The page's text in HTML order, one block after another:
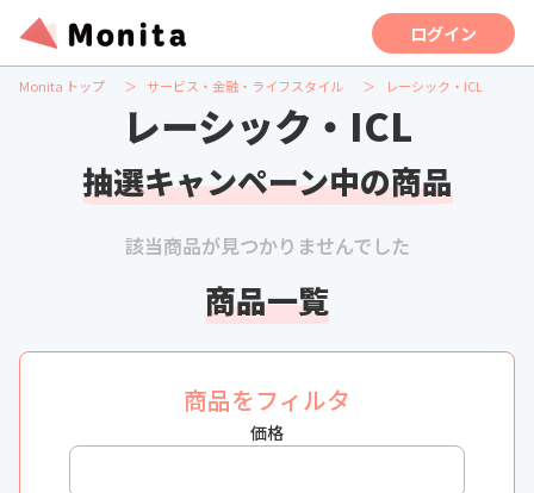
ログイン
Monita トップ サービス・金融・ライフスタイル レーシック・ICL
レーシック・ICL
抽選キャンペーン中の商品
該当商品が見つかりませんでした
商品一覧
商品をフィルタ
価格